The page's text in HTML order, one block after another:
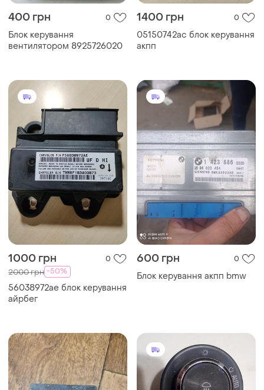
400 грн 0
Блок керування
вентилятором 8925726020
1400 грн 0
05150742ac блок керування
акпп
1000 грн 0
2000 грн -50%
56038972ae блок керування
айрбег
600 грн 0
Блок керування акпп bmw